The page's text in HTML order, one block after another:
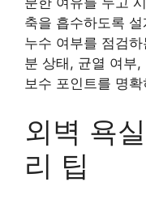
축을 흡수하도록
누수 여부를 점검
분 상태, 균열 여부
보수 포인트를 명
외벽 욕
리 팁